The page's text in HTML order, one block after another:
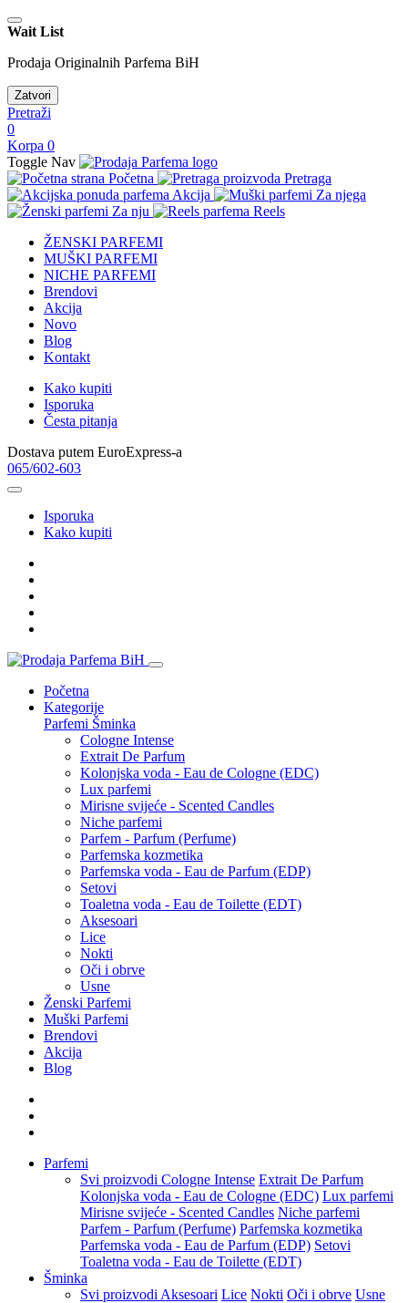
Wait List
Prodaja Originalnih Parfema BiH
Zatvori
Pretraži
0
Korpa 0
Toggle Nav
Početna
Pretraga
Akcija
Za njega
Za nju
Reels
ŽENSKI PARFEMI
MUŠKI PARFEMI
NICHE PARFEMI
Brendovi
Akcija
Novo
Blog
Kontakt
Kako kupiti
Isporuka
Česta pitanja
Dostava putem EuroExpress-a
065/602-603
Isporuka
Kako kupiti
Početna
Kategorije
Parfemi Šminka
Cologne Intense
Extrait De Parfum
Kolonjska voda - Eau de Cologne (EDC)
Lux parfemi
Mirisne svijeće - Scented Candles
Niche parfemi
Parfem - Parfum (Perfume)
Parfemska kozmetika
Parfemska voda - Eau de Parfum (EDP)
Setovi
Toaletna voda - Eau de Toilette (EDT)
Aksesoari
Lice
Nokti
Oči i obrve
Usne
Ženski Parfemi
Muški Parfemi
Brendovi
Akcija
Blog
Parfemi
Svi proizvodi Cologne Intense Extrait De Parfum
Kolonjska voda - Eau de Cologne (EDC) Lux parfemi
Mirisne svijeće - Scented Candles Niche parfemi
Parfem - Parfum (Perfume) Parfemska kozmetika
Parfemska voda - Eau de Parfum (EDP) Setovi
Toaletna voda - Eau de Toilette (EDT)
Šminka
Svi proizvodi Aksesoari Lice Nokti Oči i obrve Usne